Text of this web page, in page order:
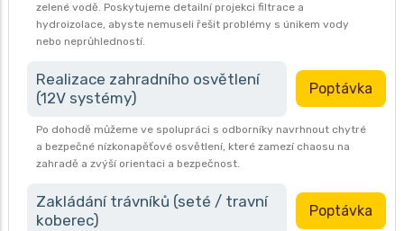
zelené vodě. Poskytujeme detailní projekci filtrace a
hydroizolace, abyste nemuseli řešit problémy s únikem vody
nebo neprůhledností.
Realizace zahradního osvětlení
(12V systémy)
Poptávka
Po dohodě můžeme ve spolupráci s odborníky navrhnout chytré
a bezpečné nízkonapěťové osvětlení, které zamezí chaosu na
zahradě a zvýší orientaci a bezpečnost.
Zakládání trávníků (seté / travní
koberec)
Poptávka